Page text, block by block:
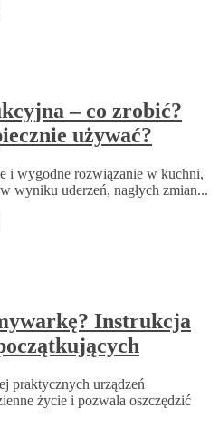
– co zrobić?
używać?
i wygodne rozwiązanie w kuchni,
wyniku uderzeń, nagłych zmian...
Instrukcja
praktycznych urządzeń
życie i pozwala oszczędzić